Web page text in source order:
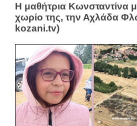
Η μαθήτρια Κωνσταντίνα
χωρίο της, την Αχλάδα
kozani.tv)